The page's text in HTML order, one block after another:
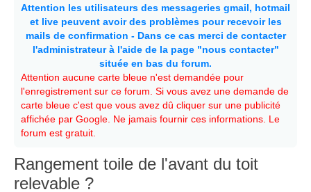
Attention les utilisateurs des messageries gmail, hotmail
et live peuvent avoir des problèmes pour recevoir les
mails de confirmation - Dans ce cas merci de contacter
l'administrateur à l'aide de la page "nous contacter"
située en bas du forum.
Attention aucune carte bleue n'est demandée pour
l'enregistrement sur ce forum. Si vous avez une demande de
carte bleue c'est que vous avez dû cliquer sur une publicité
affichée par Google. Ne jamais fournir ces informations. Le
forum est gratuit.
Rangement toile de l'avant du toit
relevable ?